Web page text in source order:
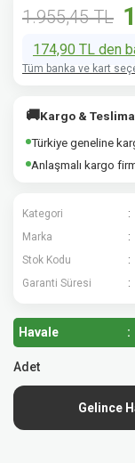
1.955,45 TL
174,90 TL den
Tüm banka ve kart
🚚Kargo &
Türkiye geneline
Anlaşmalı kargo
Kategori
Marka
Stok Kodu
Garanti Süresi
Havale
Adet
Gelince